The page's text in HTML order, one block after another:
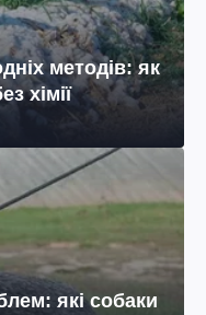
методів: як
хімії
які собаки